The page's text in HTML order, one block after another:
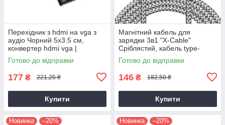
Перехідник з hdmi на vga з
аудіо Чорний 5х3.5 см,
конвертер hdmi vga |
переходник hdmi на vga
Готово до відправки
177 ₴ 221,25 ₴
Купити
Магнітний кабель для
зарядки 3в1 "X-Cable"
Сріблястий, кабель type-
c/lightning/micro usb зарядний
кабель
Готово до відправки
146 ₴ 182,50 ₴
Купити
Новинка –20% Новинка –20%